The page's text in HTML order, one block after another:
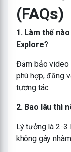
(FAQs)
1. Làm thế
Explore?
Đảm bảo video
phù hợp, đăng
tương tác.
2. Bao lâu thì
Lý tưởng là 2-3
không gây